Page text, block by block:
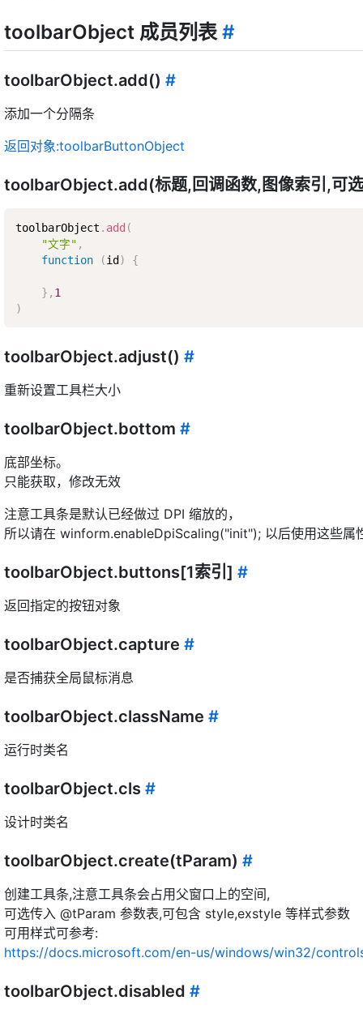
toolbarObject 成员列表 #
toolbarObject.add() #
添加一个分隔条
返回对象:toolbarButtonObject
toolbarObject.add(标题,回调函数,图像索引,可
toolbarObject . add (
"文字" ,
function
(id) {
} , 1
)
toolbarObject.adjust() #
重新设置工具栏大小
toolbarObject.bottom #
底部坐标。
只能获取，修改无效
注意工具条是默认已经做过 DPI 缩放的，
所以请在 winform.enableDpiScaling("init"); 以后使用这些属
toolbarObject.buttons[1索引] #
返回指定的按钮对象
toolbarObject.capture #
是否捕获全局鼠标消息
toolbarObject.className #
运行时类名
toolbarObject.cls #
设计时类名
toolbarObject.create(tParam) #
创建工具条,注意工具条会占用父窗口上的空间,
可选传入 @tParam 参数表,可包含 style,exstyle 等样式参数
可用样式可参考:
https://docs.microsoft.com/en-us/windows/win32/
toolbarObject.disabled #